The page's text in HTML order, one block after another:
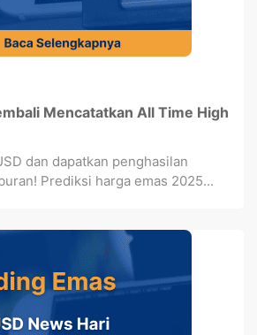
Mencatatkan All Time High
dan dapatkan penghasilan
Prediksi harga emas 2025...